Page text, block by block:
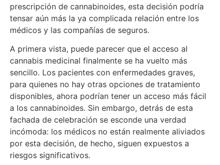
prescripción de cannabinoides, esta decisión podría
tensar aún más la ya complicada relación entre los
médicos y las compañías de seguros.
A primera vista, puede parecer que el acceso al
cannabis medicinal finalmente se ha vuelto más
sencillo. Los pacientes con enfermedades graves,
para quienes no hay otras opciones de tratamiento
disponibles, ahora podrían tener un acceso más fácil
a los cannabinoides. Sin embargo, detrás de esta
fachada de celebración se esconde una verdad
incómoda: los médicos no están realmente aliviados
por esta decisión, de hecho, siguen expuestos a
riesgos significativos.